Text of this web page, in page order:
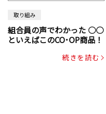
取り組み
組合員の声でわかった ○○
といえばこのCO･OP商品！
続きを読む